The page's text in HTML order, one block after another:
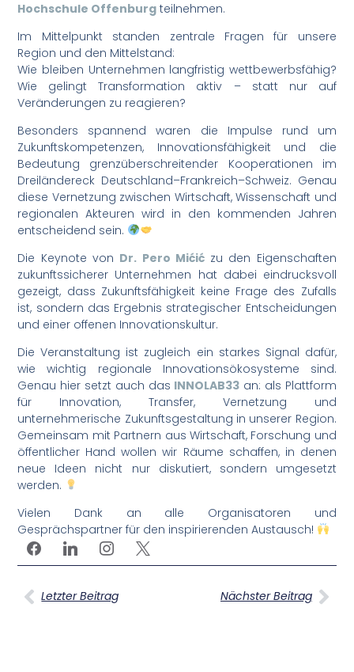
Hochschule Offenburg teilnehmen.
Im Mittelpunkt standen zentrale Fragen für unsere
Region und den Mittelstand:
Wie bleiben Unternehmen langfristig wettbewerbsfähig?
Wie gelingt Transformation aktiv – statt nur auf
Veränderungen zu reagieren?
Besonders spannend waren die Impulse rund um
Zukunftskompetenzen, Innovationsfähigkeit und die
Bedeutung grenzüberschreitender Kooperationen im
Dreiländereck Deutschland–Frankreich–Schweiz. Genau
diese Vernetzung zwischen Wirtschaft, Wissenschaft und
regionalen Akteuren wird in den kommenden Jahren
entscheidend sein.
Die Keynote von Dr. Pero Mićićzu den Eigenschaften
zukunftssicherer Unternehmen hat dabei eindrucksvoll
gezeigt, dass Zukunftsfähigkeit keine Frage des Zufalls
ist, sondern das Ergebnis strategischer Entscheidungen
und einer offenen Innovationskultur.
Die Veranstaltung ist zugleich ein starkes Signal dafür,
wie wichtig regionale Innovationsökosysteme sind.
Genau hier setzt auch das INNOLAB33 an: als Plattform
für Innovation, Transfer, Vernetzung und
unternehmerische Zukunftsgestaltung in unserer Region.
Gemeinsam mit Partnern aus Wirtschaft, Forschung und
öffentlicher Hand wollen wir Räume schaffen, in denen
neue Ideen nicht nur diskutiert, sondern umgesetzt
werden.
Vielen Dank an alle Organisatoren und
Gesprächspartner für den inspirierenden Austausch!
Letzter Beitrag Nächster Beitrag